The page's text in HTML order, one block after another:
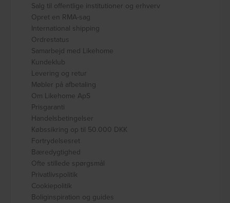
Salg til offentlige institutioner og erhverv
Opret en RMA-sag
International shipping
Ordrestatus
Samarbejd med Likehome
Kundeklub
Levering og retur
Møbler på afbetaling
Om Likehome ApS
Prisgaranti
Handelsbetingelser
Købssikring op til 50.000 DKK
Fortrydelsesret
Bæredygtighed
Ofte stillede spørgsmål
Privatlivspolitik
Cookiepolitik
Boliginspiration og guides